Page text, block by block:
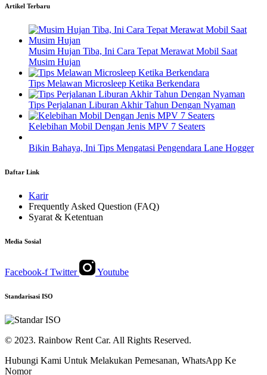
Artikel Terbaru
Musim Hujan Tiba, Ini Cara Tepat Merawat Mobil Saat
Musim Hujan
Tips Melawan Microsleep Ketika Berkendara
Tips Perjalanan Liburan Akhir Tahun Dengan Nyaman
Kelebihan Mobil Dengan Jenis MPV 7 Seaters
Bikin Bahaya, Ini Tips Mengatasi Pengendara Lane Hogger
Daftar Link
Karir
Frequently Asked Question (FAQ)
Syarat & Ketentuan
Media Sosial
Facebook-f Twitter Youtube
Standarisasi ISO
© 2023. Rainbow Rent Car. All Rights Reserved.
Hubungi Kami Untuk Melakukan Pemesanan, WhatsApp Ke
Nomor